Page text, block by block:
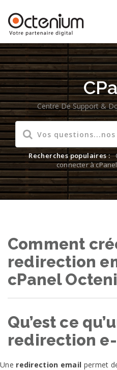
Centre De Support &
Recherches populaires :
connecter à cPanel
Comment
redirection
cPanel
Qu’est ce
redirection
Une redirection email permet